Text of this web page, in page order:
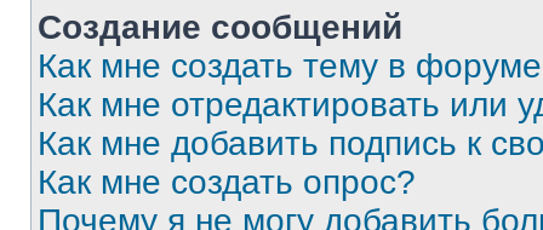
Создание сообщений
Как мне создать тему в
Как мне отредактировать или
Как мне добавить подпись к
Как мне создать опрос?
Почему я не могу добавить